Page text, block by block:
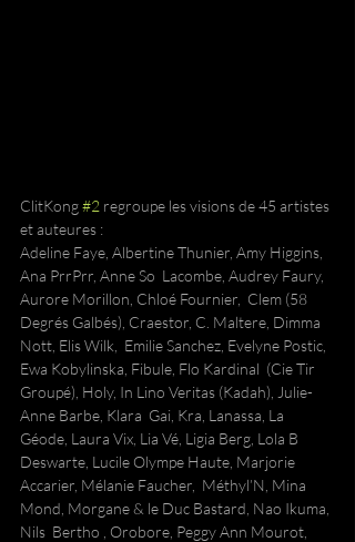
ClitKong #2 regroupe les visions de 45 artistes
et auteures :
Adeline Faye, Albertine Thunier, Amy Higgins,
Ana PrrPrr, Anne So  Lacombe, Audrey Faury,
Aurore Morillon, Chloé Fournier,  Clem (58
Degrés Galbés), Craestor, C. Maltere, Dimma
Nott, Elis Wilk,  Emilie Sanchez, Evelyne Postic,
Ewa Kobylinska, Fibule, Flo Kardinal  (Cie Tir
Groupé), Holy, In Lino Veritas (Kadah), Julie-
Anne Barbe, Klara  Gai, Kra, Lanassa, La
Géode, Laura Vix, Lia Vé, Ligia Berg, Lola B
Deswarte, Lucile Olympe Haute, Marjorie
Accarier, Mélanie Faucher,  Méthyl’N, Mina
Mond, Morgane & le Duc Bastard, Nao Ikuma,
Nils  Bertho , Orobore, Peggy Ann Mourot,